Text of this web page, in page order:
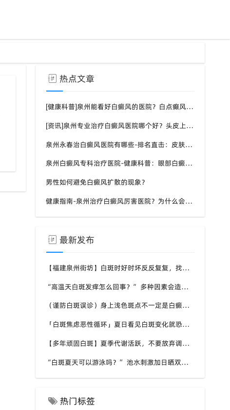
热点文章
[健康科普]泉州能看好白癜风的医院？白点癫风需要注意什么饮食？
[资讯]泉州专业治疗白癜风医院哪个好？头皮上有一块白色厚厚的头皮？
泉州永春治白癜风医院有哪些-排名直击：皮肤白斑是什么原因导致的？
泉州白癜风专科治疗医院-健康科普：眼部白癜风症状？
男性如何避免白癜风扩散的现象？
健康指南-泉州治疗白癜风厉害医院？为什么会长白斑的原因？
最新发布
【福建泉州街坊】白斑时好时坏反反复复，找不准诱因，泉州中科白癜风医院帮梳理夏季白斑波动各类诱因
“高温天白斑发痒怎么回事？” 多种因素会造成白斑处瘙痒，泉州中科白癜风医院讲解白斑发痒的处理方式
（谨防白斑误诊）身上浅色斑点不一定是白癜风，盲目用药危害皮肤，泉州中科白癜风医院建议先明确白斑类型
「白斑焦虑恶性循环」夏日看见白斑变化就恐慌，负面情绪反加重病情，泉州中科白癜风医院呼吁放平心态应对
【多年顽固白斑】夏季代谢活跃，不要放弃调理机会，泉州中科白癜风医院建议结合自身情况定制改善思路
“白斑夏天可以游泳吗？” 池水刺激加日晒双重考验，泉州中科白癜风医院告知白癜风人群游泳防护要点
热门标签